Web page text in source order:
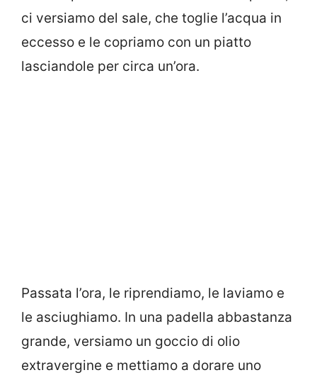
ci versiamo del sale, che toglie l’acqua in
eccesso e le copriamo con un piatto
lasciandole per circa un’ora.
Passata l’ora, le riprendiamo, le laviamo e
le asciughiamo. In una padella abbastanza
grande, versiamo un goccio di olio
extravergine e mettiamo a dorare uno